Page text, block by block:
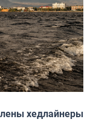
хедлайнеры